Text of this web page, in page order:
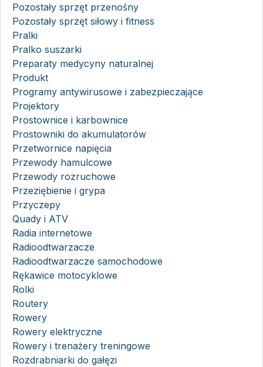
Pozostały sprzęt przenośny
Pozostały sprzęt siłowy i fitness
Pralki
Pralko suszarki
Preparaty medycyny naturalnej
Produkt
Programy antywirusowe i zabezpieczające
Projektory
Prostownice i karbownice
Prostowniki do akumulatorów
Przetwornice napięcia
Przewody hamulcowe
Przewody rozruchowe
Przeziębienie i grypa
Przyczepy
Quady i ATV
Radia internetowe
Radioodtwarzacze
Radioodtwarzacze samochodowe
Rękawice motocyklowe
Rolki
Routery
Rowery
Rowery elektryczne
Rowery i trenażery treningowe
Rozdrabniarki do gałęzi